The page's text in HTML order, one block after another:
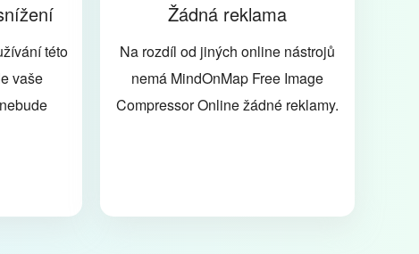
této
vaše
Žádná reklama
Na rozdíl od jiných online nástrojů
nemá MindOnMap Free Image
Compressor Online žádné reklamy.